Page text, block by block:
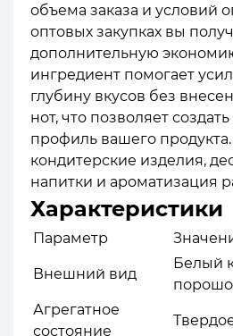
объема заказа и условий
оптовых закупках вы
дополнительную
ингредиент помогает
глубину вкусов без
нот, что позволяет
профиль вашего
кондитерские изделия,
напитки и ароматизация
Характеристики
Параметр
Внешний вид
Белый
Агрегатное
состояние